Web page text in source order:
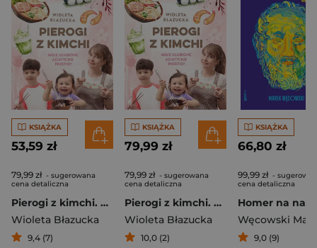
KSIĄŻKA
53,59 zł
79,99 zł - sugerowana
cena detaliczna
Pierogi z kimchi. Moje ulubione azjatyckie przepisy
Wioleta Błazucka
9,4 (7)
KSIĄŻKA
79,99 zł
79,99 zł - sugerowana
cena detaliczna
Pierogi z kimchi. Moje ulubione azjatyckie przepisy - książka z autografem
Wioleta Błazucka
10,0 (2)
KSIĄŻKA
66,80 zł
99,99 zł -
cena detaliczna
Węcowski
9,0 (9)